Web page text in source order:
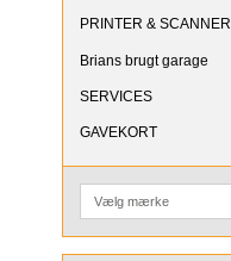
PRINTER & SCANNER
Brians brugt garage
SERVICES
GAVEKORT